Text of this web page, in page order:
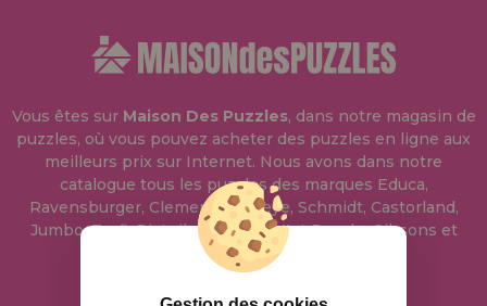
Vous êtes sur Maison Des Puzzles, dans notre magasin de
puzzles, où vous pouvez acheter des puzzles en ligne aux
meilleurs prix sur Internet. Nous avons dans notre
catalogue tous les puzzles des marques Educa,
Ravensburger, Clementoni, Heye, Schmidt, Castorland,
Jumbo, Trefl, Piatnik, Anatolian, Art Puzzle, Gibsons et
bien d'autres.